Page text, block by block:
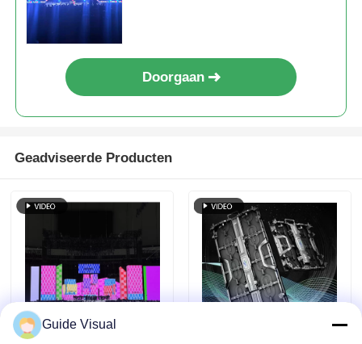
Doorgaan
Geadviseerde Producten
Guide Visual